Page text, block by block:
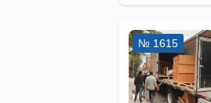
№ 1615